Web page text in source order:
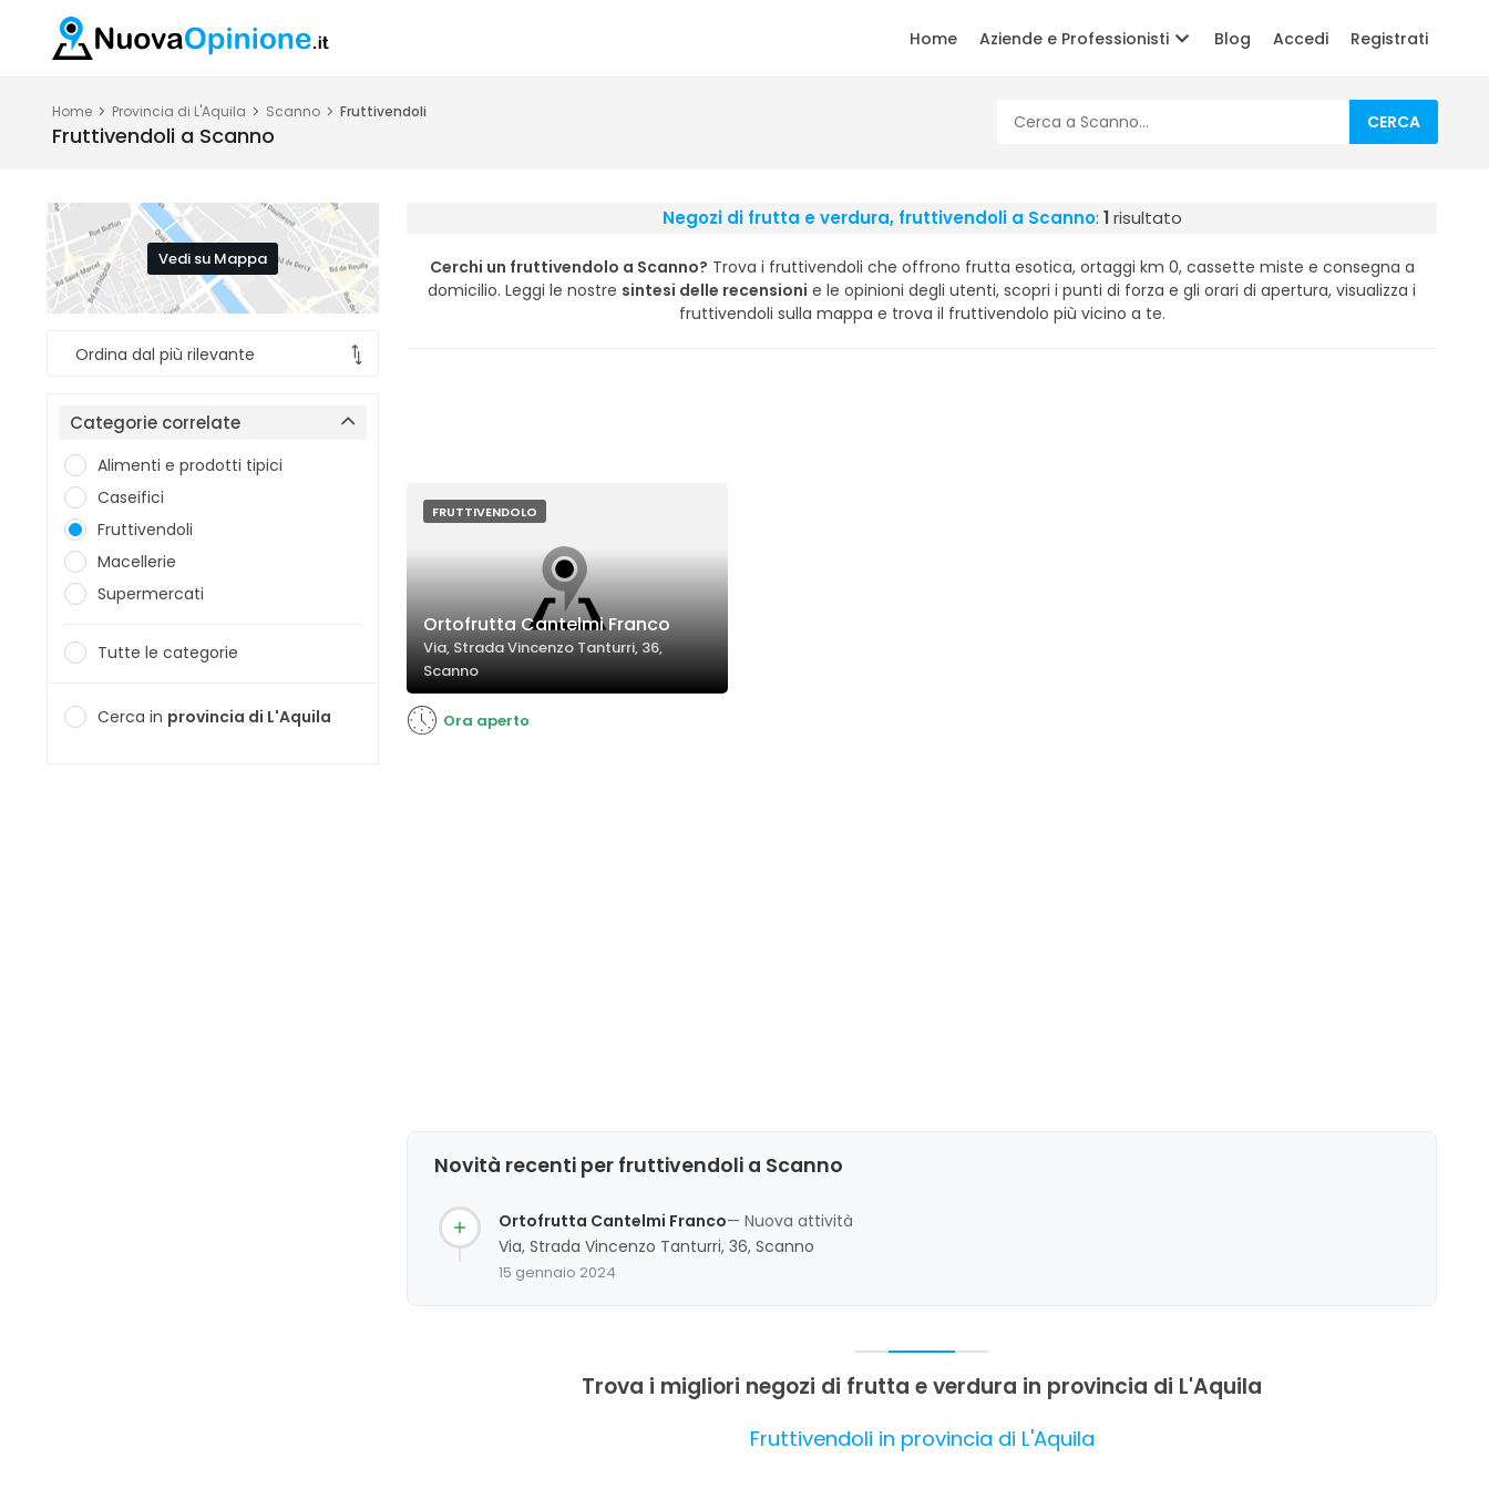
Home Aziende e Professionisti Blog Accedi Registrati
Home Provincia di L'Aquila Scanno Fruttivendoli
Fruttivendoli a Scanno
CERCA
Vedi su Mappa
Categorie correlate
Alimenti e prodotti tipici
Caseifici
Fruttivendoli
Macellerie
Supermercati
Tutte le categorie
Cerca in provincia di L'Aquila
Negozi di frutta e verdura, fruttivendoli a Scanno: 1risultato
Cerchi un fruttivendolo a Scanno? Trova i fruttivendoli che offrono frutta esotica, ortaggi km 0, cassette miste e consegna a
domicilio. Leggi le nostre sintesi delle recensioni e le opinioni degli utenti, scopri i punti di forza e gli orari di apertura, visualizza i
fruttivendoli sulla mappa e trova il fruttivendolo più vicino a te.
FRUTTIVENDOLO
Ortofrutta Cantelmi Franco
Via, Strada Vincenzo Tanturri, 36,
Scanno
Ora aperto
Novità recenti per fruttivendoli a Scanno
Ortofrutta Cantelmi Franco— Nuova attività
Via, Strada Vincenzo Tanturri, 36, Scanno
15 gennaio 2024
Trova i migliori negozi di frutta e verdura in provincia di L'Aquila
Fruttivendoli in provincia di L'Aquila